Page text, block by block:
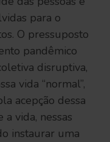
para o
O pressuposto
pandêmico
disruptiva,
vida “normal”,
acepção dessa
vida, nessas
instaurar uma